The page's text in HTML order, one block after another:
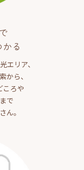
る
エリア、
から、
ころや
で
ん。